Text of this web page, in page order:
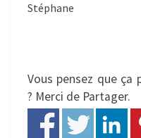
Stéphane
Vous pensez que
? Merci de Partager.